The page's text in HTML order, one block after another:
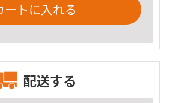
ートに入れる
配送する